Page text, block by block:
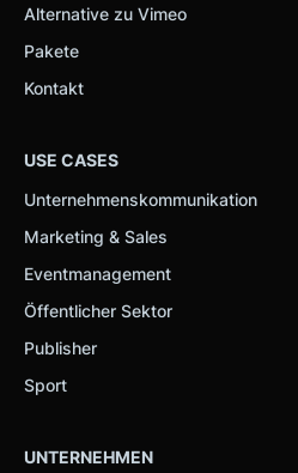
Alternative zu Vimeo
Pakete
Kontakt
USE CASES
Unternehmenskommunikation
Marketing & Sales
Eventmanagement
Öffentlicher Sektor
Publisher
Sport
UNTERNEHMEN